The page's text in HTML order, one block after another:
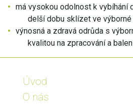
Úvod
O nás
má vysokou odolnost k vybíhání
delší dobu sklízet ve
výnosná a zdravá odrůda s
kvalitou na zpracování a